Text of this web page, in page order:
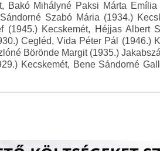
Bakó Mihályné Paksi Márta
Szabó Mária (1934.)
(1945.) Kecskemét, Héjjas Albert
Cegléd, Vida Péter Pál (1946.)
Börönde Margit (1935.)
Kecskemét, Bene Sándorné